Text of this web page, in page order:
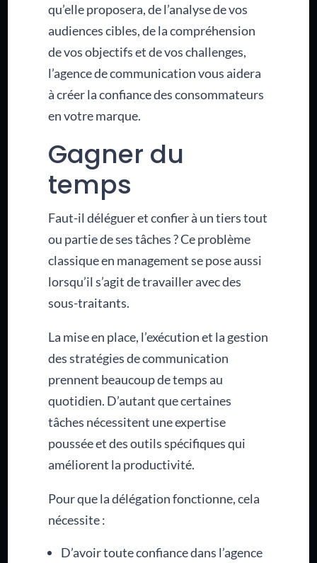
qu’elle proposera, de l’analyse de vos
audiences cibles, de la compréhension
de vos objectifs et de vos challenges,
l’agence de communication vous aidera
à créer la confiance des consommateurs
en votre marque.
Gagner du
temps
Faut-il déléguer et confier à un tiers tout
ou partie de ses tâches ? Ce problème
classique en management se pose aussi
lorsqu’il s’agit de travailler avec des
sous-traitants.
La mise en place, l’exécution et la gestion
des stratégies de communication
prennent beaucoup de temps au
quotidien. D’autant que certaines
tâches nécessitent une expertise
poussée et des outils spécifiques qui
améliorent la productivité.
Pour que la délégation fonctionne, cela
nécessite :
D’avoir toute confiance dans l’agence